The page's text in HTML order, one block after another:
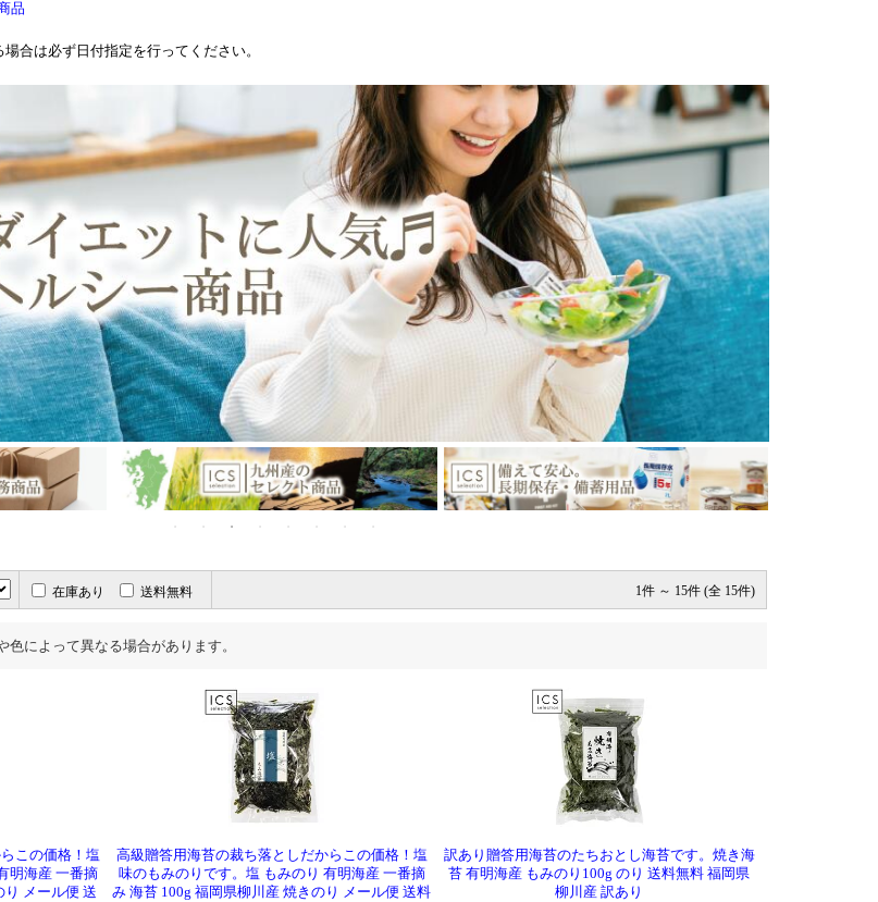
品
合は必ず日付指定を行ってください。
在庫あり 送料無料 1件 ～ 15件 (全 15件)
によって異なる場合があります。
この価格！塩
明海産 一番摘
り メール便 送
高級贈答用海苔の裁ち落としだからこの価格！塩
味のもみのりです。塩 もみのり 有明海産 一番摘
み 海苔 100g 福岡県柳川産 焼きのり メール便 送料
訳あり贈答用海苔のたちおとし海苔です。焼き海
苔 有明海産 もみのり100g のり 送料無料 福岡県
柳川産 訳あり